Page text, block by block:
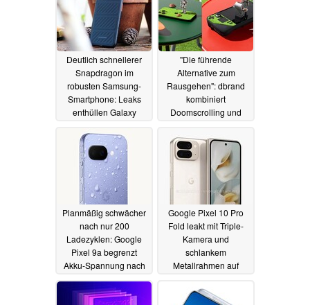
Deutlich schnellerer
Snapdragon im
robusten Samsung-
Smartphone: Leaks
enthüllen Galaxy
"Die führende
Alternative zum
Rausgehen": dbrand
kombiniert
Doomscrolling und
01.04.2025
Planmäßig schwächer
nach nur 200
Ladezyklen: Google
Pixel 9a begrenzt
Akku-Spannung nach
01.04.2025
Google Pixel 10 Pro
Fold leakt mit Triple-
Kamera und
schlankem
Metallrahmen auf
Bildern31.03.2025